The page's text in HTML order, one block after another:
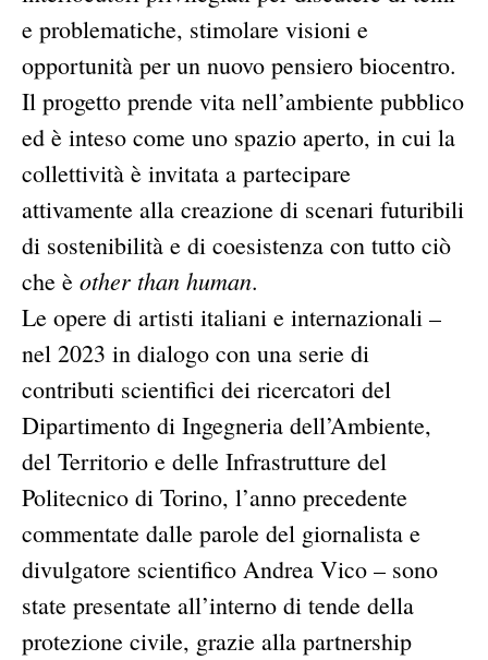
e problematiche, stimolare visioni e
opportunità per un nuovo pensiero biocentro.
Il progetto prende vita nell’ambiente pubblico
ed è inteso come uno spazio aperto, in cui la
collettività è invitata a partecipare
attivamente alla creazione di scenari futuribili
di sostenibilità e di coesistenza con tutto ciò
che è other than human.
Le opere di artisti italiani e internazionali –
nel 2023 in dialogo con una serie di
contributi scientifici dei ricercatori del
Dipartimento di Ingegneria dell’Ambiente,
del Territorio e delle Infrastrutture del
Politecnico di Torino, l’anno precedente
commentate dalle parole del giornalista e
divulgatore scientifico Andrea Vico – sono
state presentate all’interno di tende della
protezione civile, grazie alla partnership